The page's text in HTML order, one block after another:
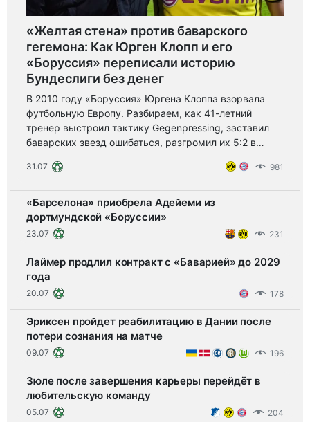
«Желтая стена» против баварского
гегемона: Как Юрген Клопп и его
«Боруссия» переписали историю
Бундеслиги без денег
В 2010 году «Боруссия» Юргена Клоппа взорвала
футбольную Европу. Разбираем, как 41-летний
тренер выстроил тактику Gegenpressing, заставил
баварских звезд ошибаться, разгромил их 5:2 в
коэффициентом 22.3 млн евро за состав.
31.07 981
«Барселона» приобрела Адейеми из
дортмундской «Боруссии»
23.07 231
Лаймер продлил контракт с «Баварией» до 2029
года
20.07 178
Эриксен пройдет реабилитацию в Дании после
потери сознания на матче
09.07 196
Зюле после завершения карьеры перейдёт в
любительскую команду
05.07 204